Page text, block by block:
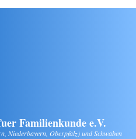
Familienkunde e.V.
Niederbayern, Oberpfalz) und Schwaben